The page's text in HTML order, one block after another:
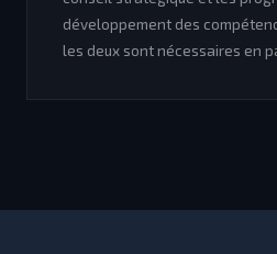
développement des
les deux sont nécessaires en